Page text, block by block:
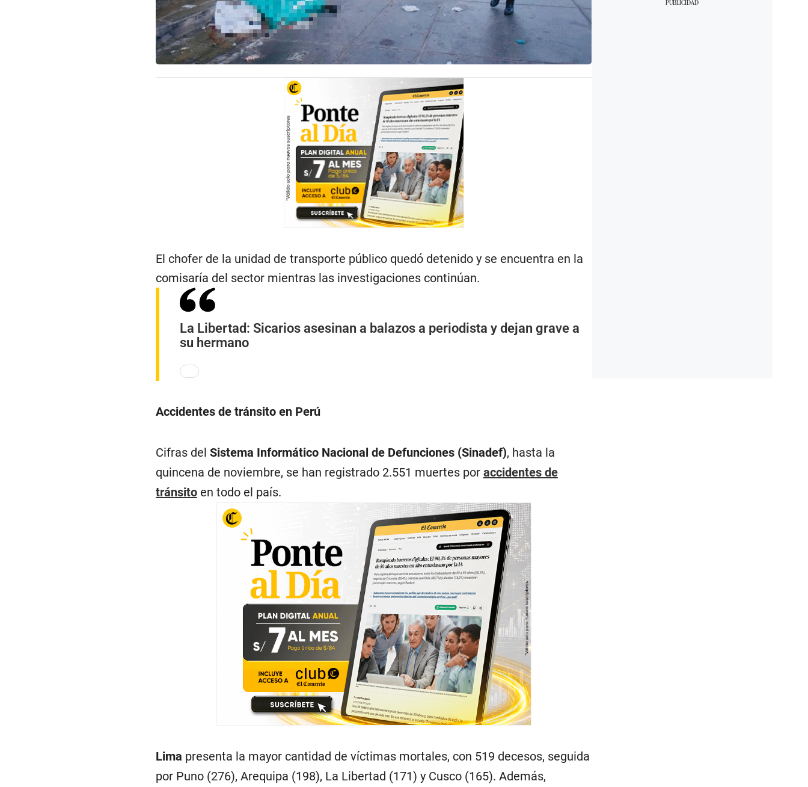
El chofer de la unidad de transporte público quedó detenido y se encuentra en la
comisaría del sector mientras las investigaciones continúan.
La Libertad: Sicarios asesinan a balazos a periodista y dejan grave a
su hermano
Accidentes de tránsito en Perú
Cifras del Sistema Informático Nacional de Defunciones (Sinadef), hasta la
quincena de noviembre, se han registrado 2.551 muertes por accidentes de
tránsitoen todo el país.
Lima presenta la mayor cantidad de víctimas mortales, con 519 decesos, seguida
por Puno (276), Arequipa (198), La Libertad (171) y Cusco (165). Además,